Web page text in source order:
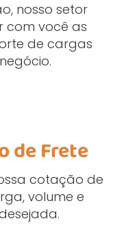
nosso setor
com você as
de cargas
de Frete
cotação de
volume e